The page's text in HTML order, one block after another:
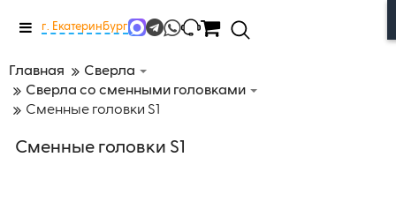
Меню
г. Екатеринбург
Главная
Сверла
Сверла со сменными головками
Сменные головки S1
Сменные головки S1